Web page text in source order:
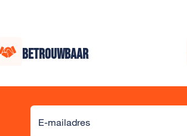
BETROUWBAAR
E-mailadres
Alternative: